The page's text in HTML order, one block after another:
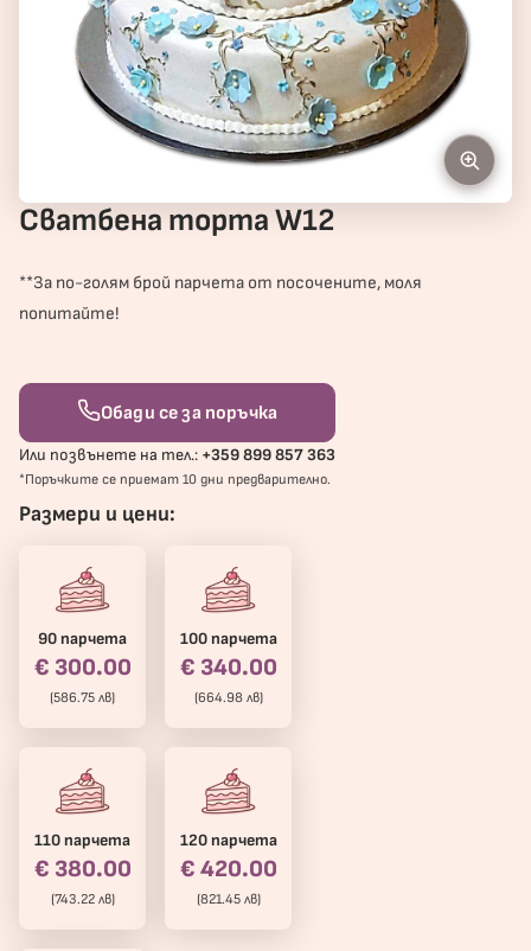
**За по-голям брой парчета от посочените, моля
попитайте!
Обади се за поръчка
Или позвънете на тел.: +359 899 857 363
*Поръчките се приемат 10 дни предварително.
Сватбена торта W12
Размери и цени:
90 парчета
€ 300.00
(586.75 лв)
100 парчета
€ 340.00
(664.98 лв)
110 парчета
€ 380.00
(743.22 лв)
120 парчета
€ 420.00
(821.45 лв)